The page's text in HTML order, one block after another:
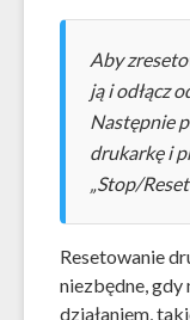
Aby
ją i odłącz
Następnie
drukarkę i
„Stop/
Resetowanie
niezbędne,
działaniem,